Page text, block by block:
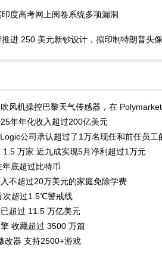
度高考网上阅卷系统多项漏洞
进 250 美元新钞设计，拟印制特朗普头像
风机操控巴黎天气传感器，在
年年化收入超过200亿美元
公司承认超过了1万名现任和前任员工
1.5 万家 近九成实现5月净利超过1万元
底超过比特币
不超过20万美元的家庭免除学费
次超过1.5℃警戒线
超过 11.5 万亿美元
收藏超过 3500 万篇
改器 支持2500+游戏